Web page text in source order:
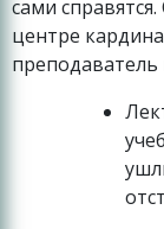
сами
центре